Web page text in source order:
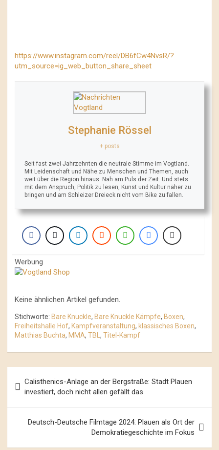
https://www.instagram.com/reel/DB6fCw4NvsR/?
utm_source=ig_web_button_share_sheet
Stephanie Rössel
+ posts
Seit fast zwei Jahrzehnten die neutrale Stimme im Vogtland.
Mit Leidenschaft und Nähe zu Menschen und Themen, auch
weit über die Region hinaus. Nah am Puls der Zeit. Und stets
mit dem Anspruch, Politik zu lesen, Kunst und Kultur näher zu
bringen und am Schleizer Dreieck nicht vom Bike zu fallen.
Werbung
Keine ähnlichen Artikel gefunden.
Stichworte: Bare Knuckle, Bare Knuckle Kämpfe, Boxen,
Freiheitshalle Hof, Kampfveranstaltung, klassisches Boxen,
Matthias Buchta, MMA, TBL , Titel-Kampf
Navigation
Calisthenics-Anlage an der Bergstraße: Stadt Plauen
investiert, doch nicht allen gefällt das
Deutsch-Deutsche Filmtage 2024: Plauen als Ort der
Demokratiegeschichte im Fokus